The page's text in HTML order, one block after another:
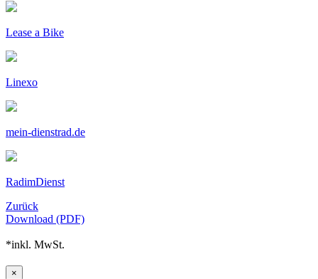
Lease a Bike
Linexo
mein-dienstrad.de
RadimDienst
Zurück
Download (PDF)
*inkl. MwSt.
×